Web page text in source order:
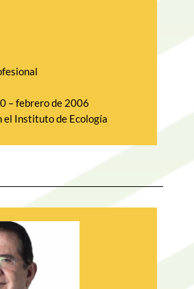
– febrero de 2006
el Instituto de Ecología